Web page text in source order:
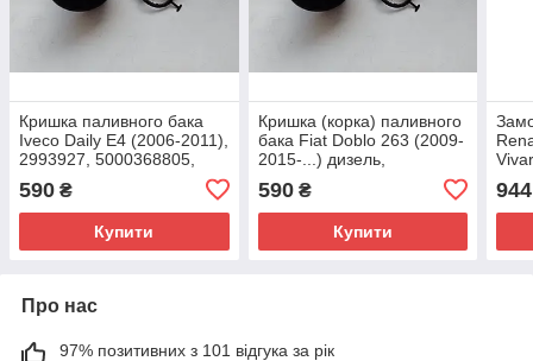
Кришка паливного бака
Iveco Daily E4 (2006-2011),
2993927, 5000368805,
590 ₴
Купити
Кришка (корка) паливного
бака Fiat Doblo 263 (2009-
2015-...) дизель,
590₴
Купити
944
Про нас
97% позитивних з 101 відгука за рік